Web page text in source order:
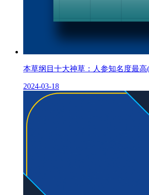
本草纲目十大神草：人参知名度最
2024-03-18